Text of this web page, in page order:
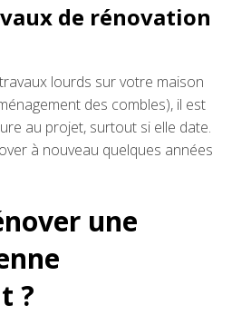
de rénovation
lourds sur votre maison
des combles), il est
au projet, surtout si elle date.
à nouveau quelques années
une
?